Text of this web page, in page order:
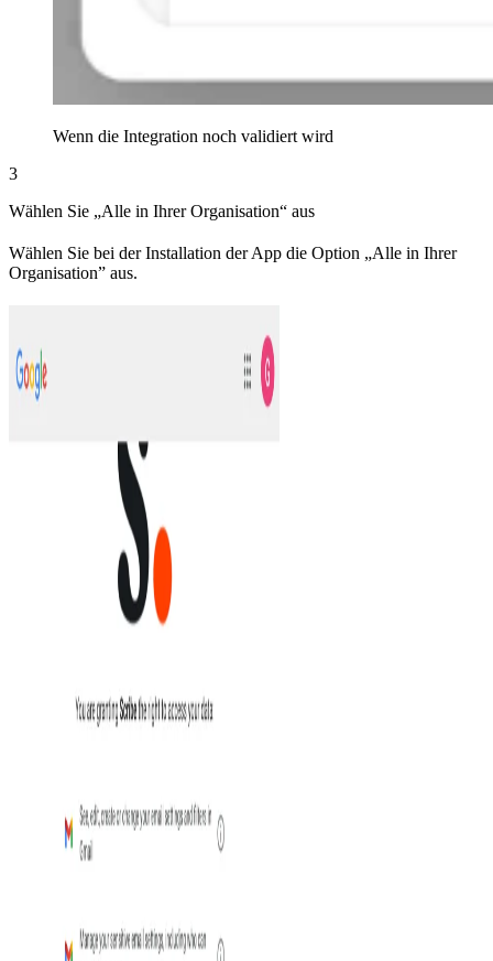
Wenn die Integration noch validiert wird
3
Wählen Sie „Alle in Ihrer Organisation“ aus
Wählen Sie bei der Installation der App die Option „Alle in Ihrer
Organisation” aus.